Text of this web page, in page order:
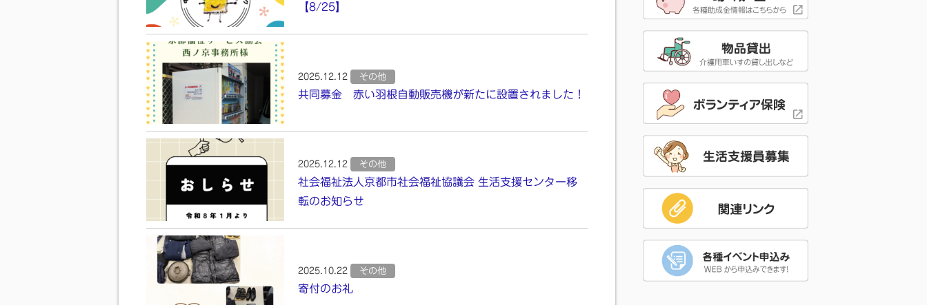
【8/25】
2025.12.12 その他
共同募金 赤い羽根自動販売機が新たに設置されました！
2025.12.12 その他
社会福祉法人京都市社会福祉協議会 生活支援センター移
転のお知らせ
2025.10.22 その他
寄付のお礼